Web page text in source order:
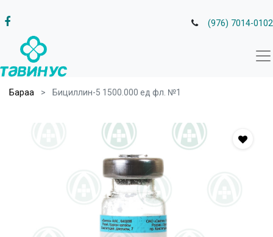
(976) 7014-0102
Бараа Бициллин-5 1500.000 ед фл. №1